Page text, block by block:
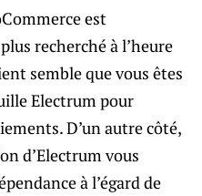
est
recherché à l’heure
semble que vous êtes
Electrum pour
D’un autre côté,
d’Electrum vous
à l’égard de